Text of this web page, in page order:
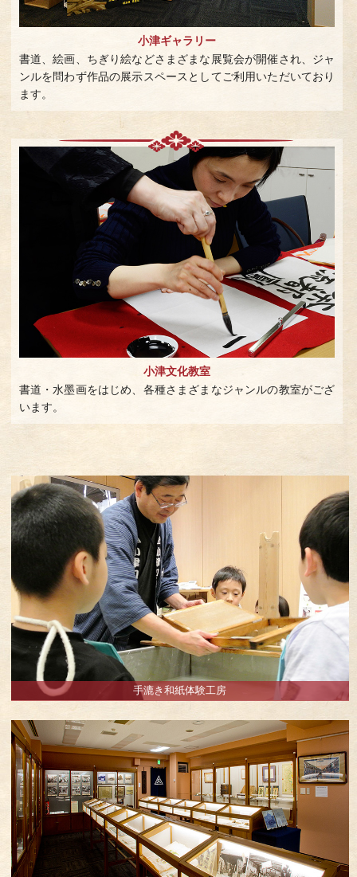
小津ギャラリー
書道、絵画、ちぎり絵などさまざまな展覧会が開催され、ジャ
ンルを問わず作品の展示スペースとしてご利用いただいており
ます。
小津文化教室
書道・水墨画をはじめ、各種さまざまなジャンルの教室がござ
います。
手漉き和紙体験工房